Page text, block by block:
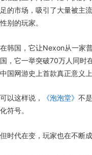
足的市场，吸引了大量被主
性别的玩家。
在韩国，它让Nexon从一家
国，它一举突破70万人同时
中国网游史上首款真正意义
可以这样说， 《泡泡堂》 不
化符号。
但时代在变，玩家也在不断